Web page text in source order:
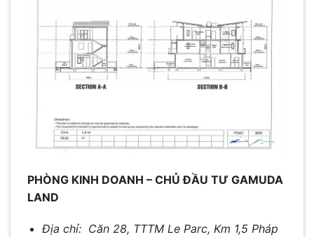
PHÒNG KINH DOANH – CHỦ ĐẦU TƯ GAMUDA
LAND
Địa chỉ: Căn 28, TTTM Le Parc, Km 1,5 Pháp